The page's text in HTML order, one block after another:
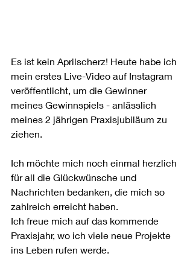
Es ist kein Aprilscherz! Heute habe ich
mein erstes Live-Video auf Instagram
veröffentlicht, um die Gewinner
meines Gewinnspiels - anlässlich
meines 2 jährigen Praxisjubiläum zu
ziehen.
Ich möchte mich noch einmal herzlich
für all die Glückwünsche und
Nachrichten bedanken, die mich so
zahlreich erreicht haben.
Ich freue mich auf das kommende
Praxisjahr, wo ich viele neue Projekte
ins Leben rufen werde.